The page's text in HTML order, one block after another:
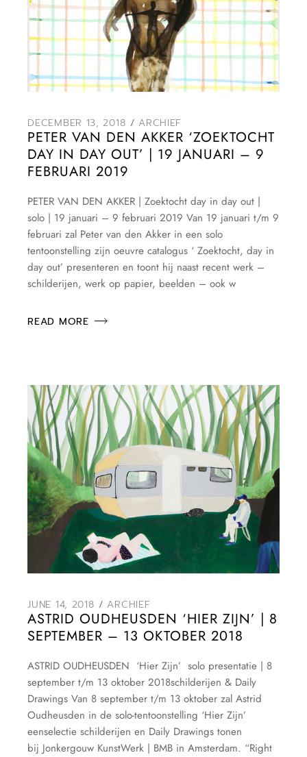
DECEMBER 13, 2018 ARCHIEF
PETER VAN DEN AKKER ‘ZOEKTOCHT
DAY IN DAY OUT’ | 19 JANUARI – 9
FEBRUARI 2019
PETER VAN DEN AKKER | Zoektocht day in day out |
solo | 19 januari – 9 februari 2019 Van 19 januari t/m 9
februari zal Peter van den Akker in een solo
tentoonstelling zijn oeuvre catalogus ‘ Zoektocht, day in
day out’ presenteren en toont hij naast recent werk –
schilderijen, werk op papier, beelden – ook w
READ MORE
JUNE 14, 2018 ARCHIEF
ASTRID OUDHEUSDEN ‘HIER ZIJN’ | 8
SEPTEMBER – 13 OKTOBER 2018
ASTRID OUDHEUSDEN ‘Hier Zijn’ solo presentatie | 8
september t/m 13 oktober 2018schilderijen & Daily
Drawings Van 8 september t/m 13 oktober zal Astrid
Oudheusden in de solo-tentoonstelling ‘Hier Zijn’
eenselectie schilderijen en Daily Drawings tonen
bij Jonkergouw KunstWerk | BMB in Amsterdam. “Right